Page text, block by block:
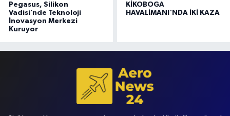
Pegasus, Silikon
Vadisi’nde Teknoloji
İnovasyon Merkezi
Kuruyor
KİKOBOGA
HAVALİMANI'NDA İKİ KAZA